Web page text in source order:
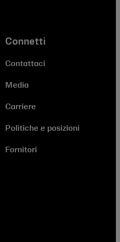
Connetti
Contattaci
Media
Carriere
Politiche e posizioni
Fornitori